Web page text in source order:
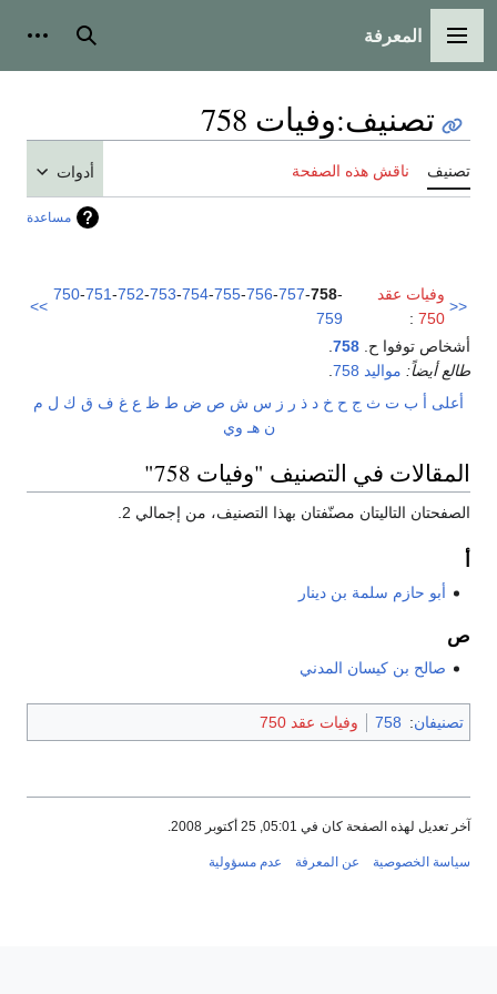
القائمة الرئيسية
المعرفة بحث
تصنيف:وفيات 758
تصنيف ناقش هذه الصفحة أدوات
مساعدة
<<
وفيات عقد
750
:
750-751-752-753-754-755-756-757-758-
759
>>
أشخاص توفوا ح. 758
طالع أيضاً: مواليد 758
أعلى أ ب ت ث ج ح خ د ذ ر ز س ش ص ض ط ظ ع غ ف ق ك ل م
ن هـ وي
المقالات في التصنيف "وفيات 758"
الصفحتان التاليتان مصنّفتان بهذا التصنيف، من إجمالي 2.
أبو حازم سلمة بن دينار
ص
صالح بن كيسان المدني
تصنيفان:
758 وفيات عقد 750
آخر تعديل لهذه الصفحة كان في 05:01, 25 أكتوبر 2008.
سياسة الخصوصية عن المعرفة عدم مسؤولية